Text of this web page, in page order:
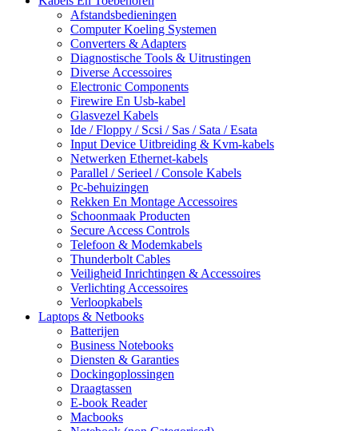
Afstandsbedieningen
Computer Koeling Systemen
Converters & Adapters
Diagnostische Tools & Uitrustingen
Diverse Accessoires
Electronic Components
Firewire En Usb-kabel
Glasvezel Kabels
Ide / Floppy / Scsi / Sas / Sata / Esata
Input Device Uitbreiding & Kvm-kabels
Netwerken Ethernet-kabels
Parallel / Serieel / Console Kabels
Pc-behuizingen
Rekken En Montage Accessoires
Schoonmaak Producten
Secure Access Controls
Telefoon & Modemkabels
Thunderbolt Cables
Veiligheid Inrichtingen & Accessoires
Verlichting Accessoires
Verloopkabels
Laptops & Netbooks
Batterijen
Business Notebooks
Diensten & Garanties
Dockingoplossingen
Draagtassen
E-book Reader
Macbooks